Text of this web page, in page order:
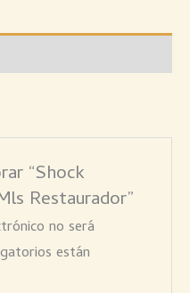
“Shock
Restaurador”
no será
están